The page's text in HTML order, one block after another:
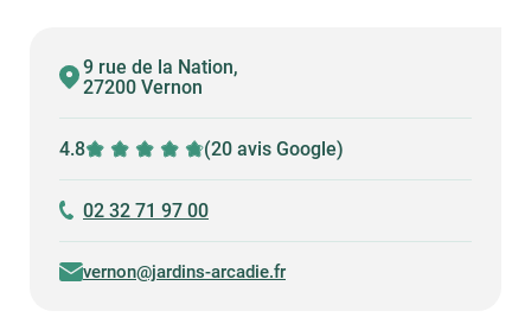
9 rue de la Nation,
27200 Vernon
4.8 (20 avis Google)
02 32 71 97 00
vernon@jardins-arcadie.fr